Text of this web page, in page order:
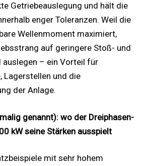
Getriebeauslegung und hält die
enger Toleranzen. Weil die
Wellenmoment maximiert,
auf geringere Stoß- und
auslegen – ein Vorteil für
Lagerstellen und die
der Anlage.
genannt): wo der Dreiphasen-
kW seine Stärken ausspielt
mit sehr hohem